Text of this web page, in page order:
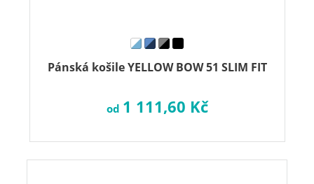
Pánská košile YELLOW BOW 51 SLIM FIT
od 1 111,60 Kč